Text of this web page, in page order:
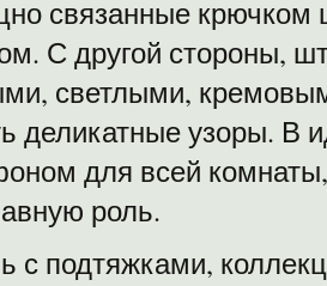
связанные
С другой стороны,
светлыми,
деликатные узоры. В
для всей
роль.
с подтяжками,